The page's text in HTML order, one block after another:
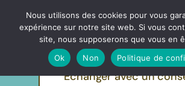
IBF | EVOLUTION
Pratiques et métiers de
Echanger avec un
Nous utilisons des cookies pour vous
expérience sur notre site web. Si vous
site, nous supposerons que vous en
Ok
Non Politique de